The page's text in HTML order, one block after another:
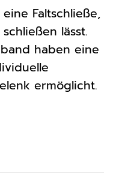
Faltschließe,
lässt.
haben eine
ermöglicht.